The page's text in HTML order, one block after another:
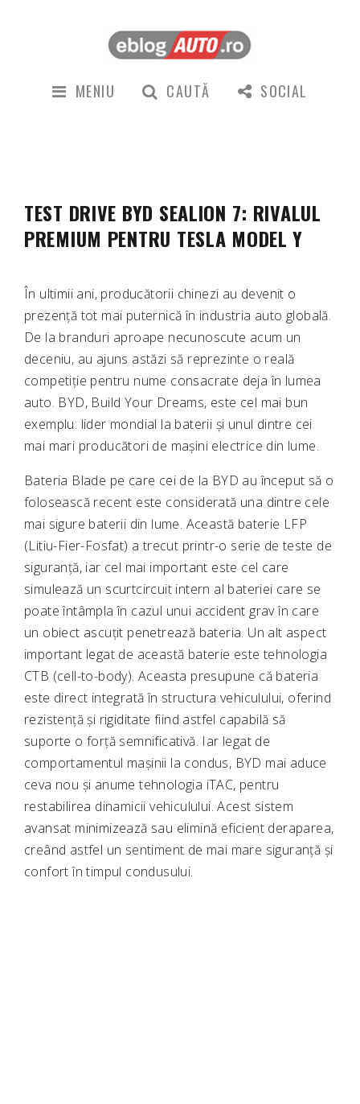
MENIU CAUTĂ SOCIAL
TEST DRIVE BYD SEALION 7: RIVALUL
PREMIUM PENTRU TESLA MODEL Y
În ultimii ani, producătorii chinezi au devenit o
prezență tot mai puternică în industria auto globală.
De la branduri aproape necunoscute acum un
deceniu, au ajuns astăzi să reprezinte o reală
competiție pentru nume consacrate deja în lumea
auto. BYD, Build Your Dreams, este cel mai bun
exemplu: lider mondial la baterii și unul dintre cei
mai mari producători de mașini electrice din lume.
Bateria Blade pe care cei de la BYD au început să o
folosească recent este considerată una dintre cele
mai sigure baterii din lume. Această baterie LFP
(Litiu-Fier-Fosfat) a trecut printr-o serie de teste de
siguranță, iar cel mai important este cel care
simulează un scurtcircuit intern al bateriei care se
poate întâmpla în cazul unui accident grav în care
un obiect ascuțit penetrează bateria. Un alt aspect
important legat de această baterie este tehnologia
CTB (cell-to-body). Aceasta presupune că bateria
este direct integrată în structura vehiculului, oferind
rezistență și rigiditate fiind astfel capabilă să
suporte o forță semnificativă. Iar legat de
comportamentul mașinii la condus, BYD mai aduce
ceva nou și anume tehnologia iTAC, pentru
restabilirea dinamicii vehiculului. Acest sistem
avansat minimizează sau elimină eficient deraparea,
creând astfel un sentiment de mai mare siguranță și
confort în timpul condusului.